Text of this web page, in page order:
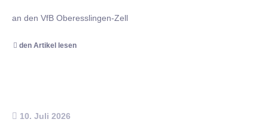
an den VfB Oberesslingen-Zell
den Artikel lesen
10. Juli 2026